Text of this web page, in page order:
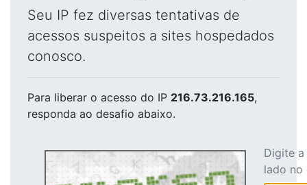
Seu IP fez diversas tentativas de
acessos suspeitos a sites hospedados
conosco.
Para liberar o acesso do IP 216.73.216.165,
responda ao desafio abaixo.
Digite
lado no